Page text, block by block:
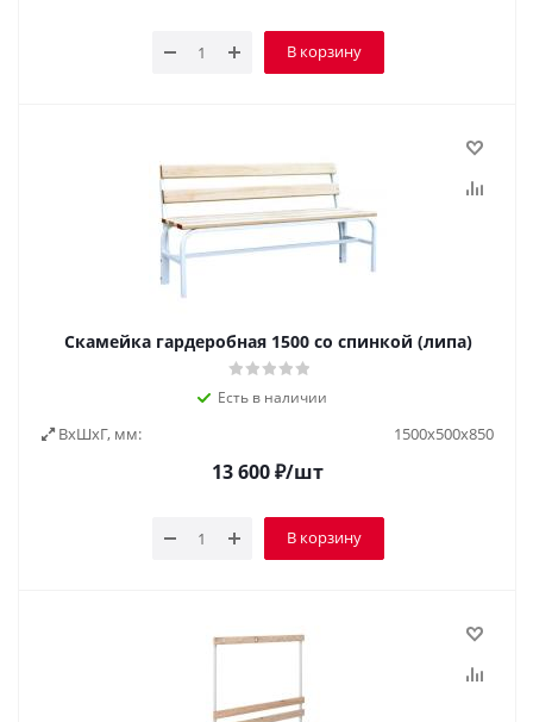
В корзину
Скамейка гардеробная 1500 со спинкой (липа)
Есть в наличии
ВxШxГ, мм: 1500х500х850
13 600₽/шт
В корзину